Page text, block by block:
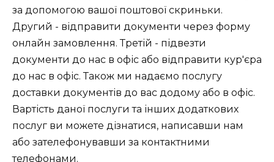
за допомогою вашої поштової скриньки.
Другий - відправити документи через форму
онлайн замовлення. Третій - підвезти
документи до нас в офіс або відправити кур'єра
до нас в офіс. Також ми надаємо послугу
доставки документів до вас додому або в офіс.
Вартість даної послуги та інших додаткових
послуг ви можете дізнатися, написавши нам
або зателефонувавши за контактними
телефонами.